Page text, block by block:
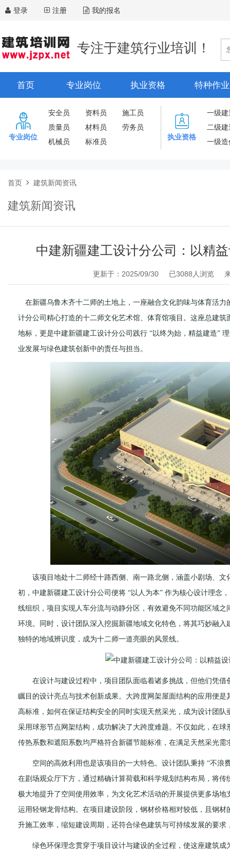
登录 注册 我的报名
专注于建筑行业培训！
首页 专业岗位 执业资格 特种作业
专业岗位
安全员 资料员
施工员
质量员
材料员
劳务员
机械员
标准员
执业资格
一级
二级
一级
首页 建筑新闻资讯
建筑新闻资讯
中建新疆建工设计分公司：以精
更新于：2025/09/30 已3088 人浏览
在新疆乌鲁木齐十二师的土地上，一座融合文化韵味与体育活力
计分公司精心打造的十二师文化艺术馆、体育馆项目。这座总建
地标，更是中建新疆建工设计分公司践行 “以终为始，精益建造”
业发展与绿色建筑创新中的责任与担当。
该项目地处十二师经十路西侧、南一路北侧，涵盖小剧场、文
初，中建新疆建工设计分公司便将 “以人为本” 作为核心设计理念
线组织，项目实现人车分流与动静分区，有效避免不同功能区域
环境。同时，设计团队深入挖掘新疆地域文化特色，将其巧妙融
独特的地域辨识度，成为十二师一道亮眼的风景线。
在设计与建设过程中，项目团队面临着诸多挑战，但他们凭借
瞩目的设计亮点与技术创新成果。大跨度网架屋面结构的应用便
高标准，如何在保证结构安全的同时实现天然采光，成为设计团
采用球形节点网架结构，成功解决了大跨度难题。不仅如此，在
传热系数和遮阳系数均严格符合新疆节能标准，在满足天然采光
空间的高效利用也是该项目的一大特色。设计团队秉持 “不浪
在剧场观众厅下方，通过精确计算荷载和科学规划结构布局，将
极大地提升了空间使用效率，为文化艺术活动的开展提供更多场
运用轻钢龙骨结构。在项目建设阶段，钢材价格相对较低，且钢
升施工效率，缩短建设周期，还符合绿色建筑与可持续发展的要
绿色环保理念贯穿于项目设计与建设的全过程，使这座建筑成